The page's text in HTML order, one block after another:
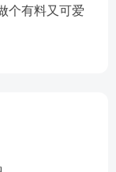
个有料又可爱